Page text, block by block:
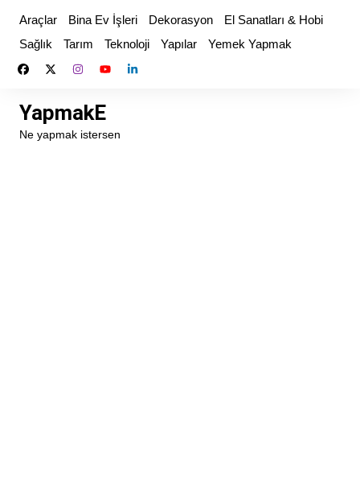
content
Araçlar Bina Ev İşleri Dekorasyon
El Sanatları & Hobi
Sağlık
Tarım Teknoloji Yapılar Yemek Yapmak
YapmakE
Ne yapmak istersen